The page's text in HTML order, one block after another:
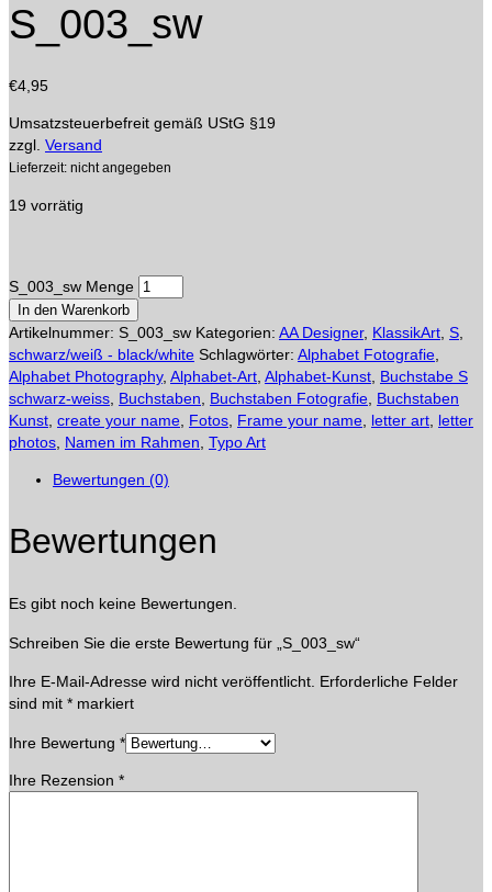
S_003_sw
€4,95
Umsatzsteuerbefreit gemäß UStG §19
zzgl. Versand
Lieferzeit: nicht angegeben
19 vorrätig
S_003_sw Menge
In den Warenkorb
Artikelnummer: S_003_sw Kategorien: AA Designer, KlassikArt S
schwarz/weiß - black/white Schlagwörter: Alphabet Fotografie
Alphabet Photography, Alphabet-Art Alphabet-Kunst Buchstabe S
schwarz-weiss Buchstaben Buchstaben Fotografie Buchstaben
Kunst create your name Fotos Frame your name letter art letter
photos Namen im Rahmen Typo Art
Bewertungen (0)
Bewertungen
Es gibt noch keine Bewertungen.
Schreiben Sie die erste Bewertung für „S_003_sw“
Ihre E-Mail-Adresse wird nicht veröffentlicht. Erforderliche Felder
sind mit * markiert
Ihre Bewertung *
Ihre Rezension *